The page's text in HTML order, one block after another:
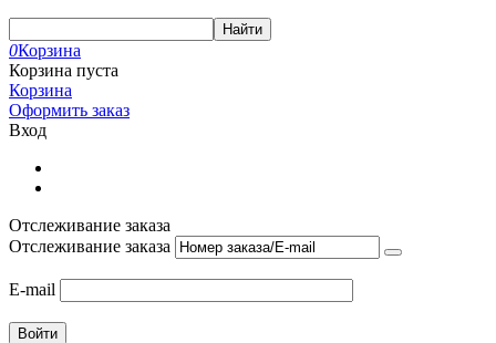
Найти
0Корзина
Корзина пуста
Корзина
Оформить заказ
Вход
Отслеживание заказа
Отслеживание заказа
E-mail
Войти